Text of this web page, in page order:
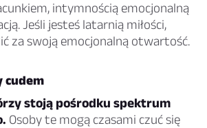
intymnością emocjonalną
Jeśli jesteś latarnią miłości,
za swoją emocjonalną otwartość.
cudem
stoją pośrodku spektrum
Osoby te mogą czasami czuć się